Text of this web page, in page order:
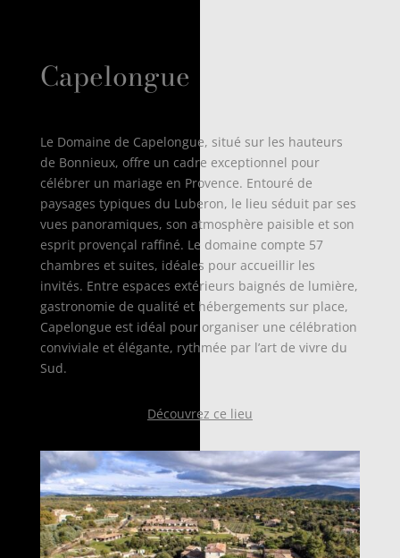
Capelongue
Le Domaine de Capelongue, situé sur les hauteurs
de Bonnieux, offre un cadre exceptionnel pour
célébrer un mariage en Provence. Entouré de
paysages typiques du Luberon, le lieu séduit par ses
vues panoramiques, son atmosphère paisible et son
esprit provençal raffiné. Le domaine compte 57
chambres et suites, idéales pour accueillir les
invités. Entre espaces extérieurs baignés de lumière,
gastronomie de qualité et hébergements sur place,
Capelongue est idéal pour organiser une célébration
conviviale et élégante, rythmée par l’art de vivre du
Sud.
Découvrez ce lieu